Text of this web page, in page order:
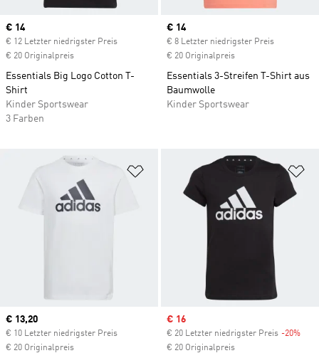
Current price
€ 14
€ 12 Letzter niedrigster Preis
€ 20 Originalpreis
Essentials Big Logo Cotton T-
Shirt
Kinder Sportswear
3 Farben
Current price
€ 14
€ 8 Letzter niedrigster Preis
€ 20 Originalpreis
Essentials 3-Streifen T-Shirt aus
Baumwolle
Kinder Sportswear
Zur Wunschliste hinzufügen
Current price
€ 13,20
€ 10 Letzter niedrigster Preis
€ 20 Originalpreis
Sale price
€ 16
€ 20 Letzter niedrigster Preis -20%
€ 20 Originalpreis